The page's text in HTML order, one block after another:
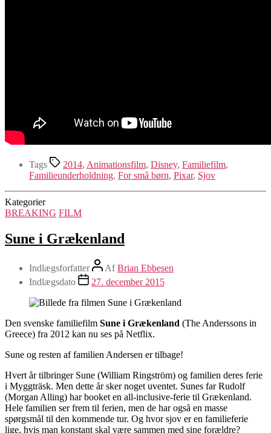
Tags 2014, Animationsfilm, Disney, Familiefilm,
Familieunderholdning, For små børn, Pixar, Sjov
Kategorier
BREAKING FILM
Sune i Grækenland
Indlægsforfatter AfBrian Ebbesen
Indlægsdato
27. december 2015
Den svenske familiefilm Sune i Grækenland (The Anderssons in
Greece) fra 2012 kan nu ses på Netflix.
Sune og resten af familien Andersen er tilbage!
Hvert år tilbringer Sune (William Ringström) og familien deres ferie
i Myggträsk. Men dette år sker noget uventet. Sunes far Rudolf
(Morgan Alling) har booket en all-inclusive-ferie til Grækenland.
Hele familien ser frem til ferien, men de har også en masse
spørgsmål til den kommende tur. Og hvor sjov er en familieferie
lige, hvis man konstant skal være sammen med sine forældre?